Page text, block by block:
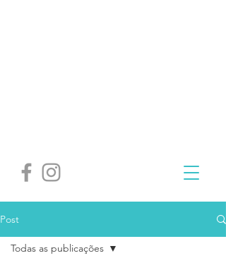
Post
Todas as publicações